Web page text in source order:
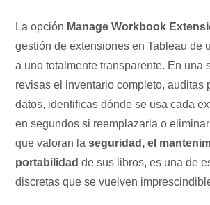
La opción Manage Workbook
gestión de extensiones en Tableau de
a uno totalmente transparente. En una
revisas el inventario completo, auditas
datos, identificas dónde se usa cada
en segundos si reemplazarla o
que valoran laseguridad, el
portabilidad de sus libros, es una de
discretas que se vuelven